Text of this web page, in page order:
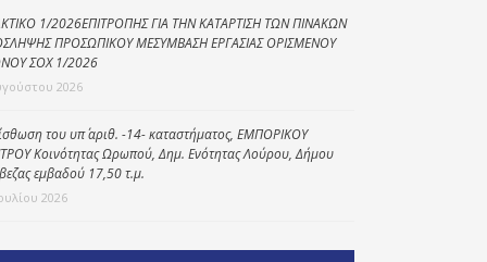
1/2026ΕΠΙΤΡΟΠΗΣ ΓΙΑ ΤΗΝ ΚΑΤΑΡΤΙΣΗ ΤΩΝ ΠΙΝΑΚΩΝ
ΠΡΟΣΩΠΙΚΟΥ ΜΕΣΥΜΒΑΣΗ ΕΡΓΑΣΙΑΣ ΟΡΙΣΜΕΝΟΥ
ΣΟΧ 1/2026
2026
του υπ΄ αριθ. -14- καταστήματος, ΕΜΠΟΡΙΚΟΥ
Κοινότητας Ωρωπού, Δημ. Ενότητας Λούρου, Δήμου
εμβαδού 17,50 τ.μ.
2026